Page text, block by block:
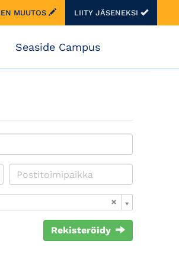
MUUTOS LIITY JÄSENEKSI
Seaside Campus
Rekisteröidy